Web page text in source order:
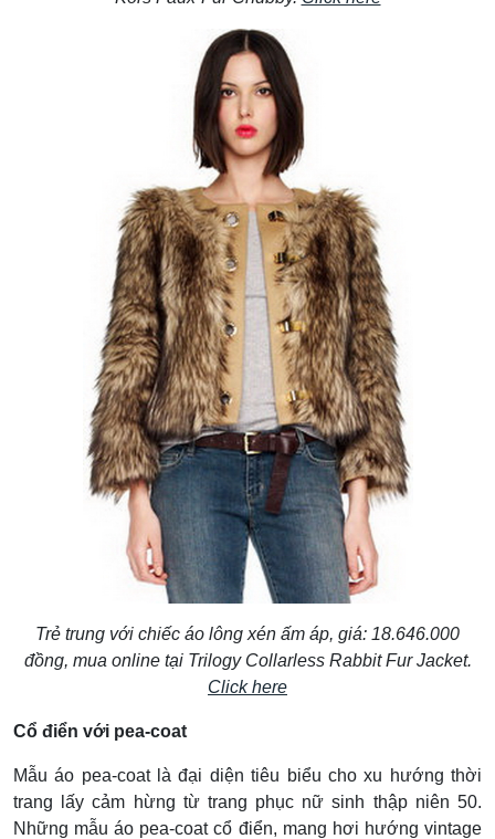
Trẻ trung với chiếc áo lông xén ấm áp, giá: 18.646.000
đồng, mua online tại Trilogy Collarless Rabbit Fur Jacket.
Click here
Cổ điển với pea-coat
Mẫu áo pea-coat là đại diện tiêu biểu cho xu hướng thời
trang lấy cảm hừng từ trang phục nữ sinh thập niên 50.
Những mẫu áo pea-coat cổ điển, mang hơi hướng vintage